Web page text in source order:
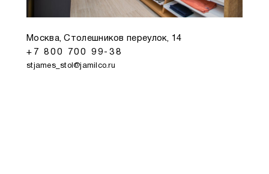
Москва, Столешников переулок, 14
+7 800 700 99-38
stjames_stol@jamilco.ru